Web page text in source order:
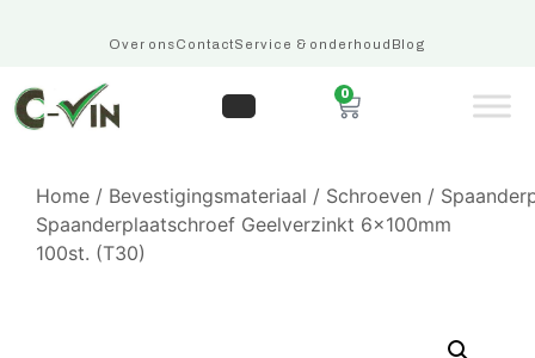
Over onsContactService & onderhoudBlog
0
Home / Bevestigingsmateriaal / Schroeven /
Spaanderplaatschroef Geelverzinkt 6x100mm
100st. (T30)